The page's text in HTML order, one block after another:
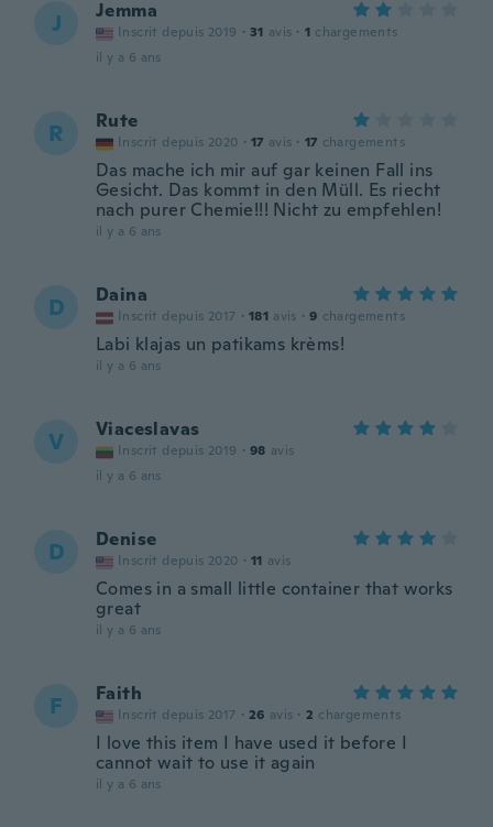
J Jemma
Inscrit depuis 2019 · 31 avis · 1 chargements
il y a 6 ans
R Rute
Inscrit depuis 2020 · 17 avis · 17 chargements
Das mache ich mir auf gar keinen Fall ins
Gesicht. Das kommt in den Müll. Es riecht
nach purer Chemie!!! Nicht zu empfehlen!
il y a 6 ans
D Daina
Inscrit depuis 2017 · 181 avis · 9 chargements
Labi klajas un patikams krèms!
il y a 6 ans
V Viaceslavas
Inscrit depuis 2019 · 98 avis
il y a 6 ans
D Denise
Inscrit depuis 2020 · 11 avis
Comes in a small little container that works
great
il y a 6 ans
F Faith
Inscrit depuis 2017 · 26 avis · 2 chargements
I love this item I have used it before I
cannot wait to use it again
il y a 6 ans